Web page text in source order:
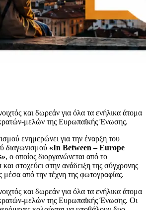
και δωρεάν για όλα τα ενήλικα άτομα
της Ευρωπαϊκής Ένωσης.
ενημερώνει για την έναρξη του
διαγωνισμού «In Between – Europe
, ο οποίος διοργανώνεται από το
και στοχεύει στην ανάδειξη της σύγχρονης
μέσα από την τέχνη της φωτογραφίας.
και δωρεάν για όλα τα ενήλικα άτομα
της Ευρωπαϊκής Ένωσης. Οι